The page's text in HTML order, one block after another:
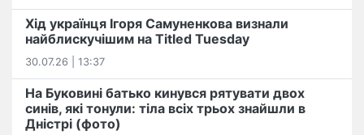
Хід українця Ігоря Самуненкова визнали
найблискучішим на Titled Tuesday
30.07.26 | 13:37
На Буковині батько кинувся рятувати двох
синів, які тонули: тіла всіх трьох знайшли в
Дністрі (фото)